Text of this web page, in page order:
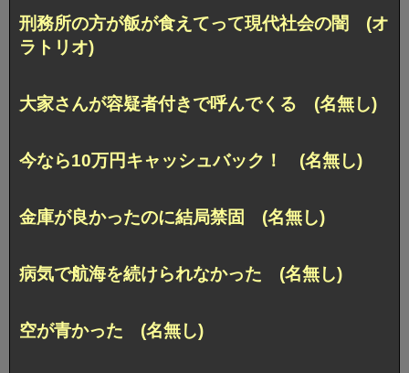
刑務所の方が飯が食えてって現代社会の闇 (オ
ラトリオ)
大家さんが容疑者付きで呼んでくる (名無し)
今なら10万円キャッシュバック！ (名無し)
金庫が良かったのに結局禁固 (名無し)
病気で航海を続けられなかった (名無し)
空が青かった (名無し)